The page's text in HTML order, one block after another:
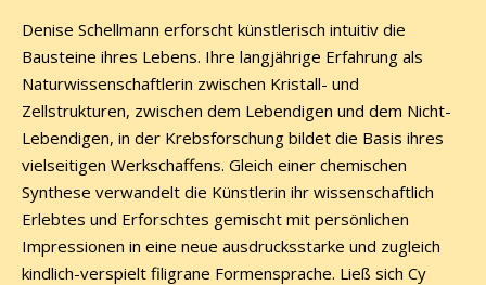
Denise Schellmann erforscht künstlerisch intuitiv die
Bausteine ihres Lebens. Ihre langjährige Erfahrung als
Naturwissenschaftlerin zwischen Kristall- und
Zellstrukturen, zwischen dem Lebendigen und dem Nicht-
Lebendigen, in der Krebsforschung bildet die Basis ihres
vielseitigen Werkschaffens. Gleich einer chemischen
Synthese verwandelt die Künstlerin ihr wissenschaftlich
Erlebtes und Erforschtes gemischt mit persönlichen
Impressionen in eine neue ausdrucksstarke und zugleich
kindlich-verspielt filigrane Formensprache. Ließ sich Cy